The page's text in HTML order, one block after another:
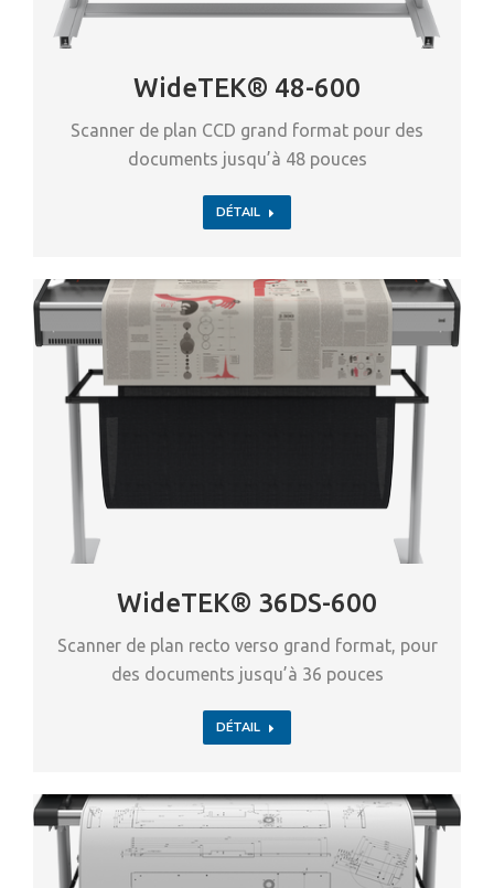
WideTEK® 48-600
Scanner de plan CCD grand format pour des
documents jusqu’à 48 pouces
DÉTAIL
WideTEK® 36DS-600
Scanner de plan recto verso grand format, pour
des documents jusqu’à 36 pouces
DÉTAIL